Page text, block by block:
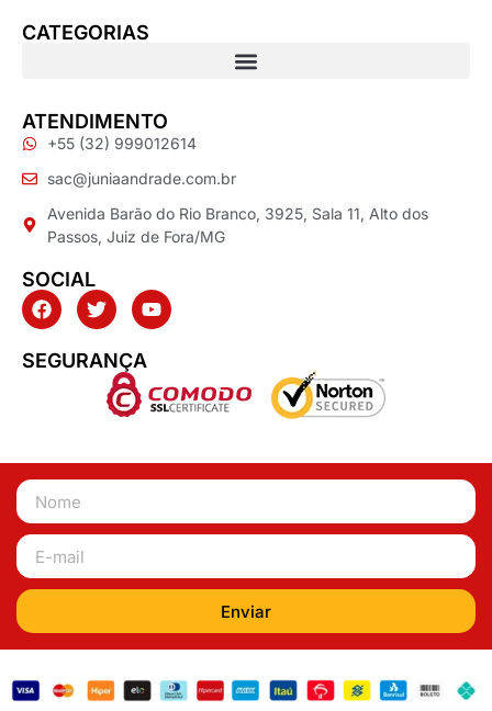
CATEGORIAS
ATENDIMENTO
+55 (32) 999012614
sac@juniaandrade.com.br
Avenida Barão do Rio Branco, 3925, Sala 11, Alto dos
Passos, Juiz de Fora/MG
SOCIAL
SEGURANÇA
Enviar